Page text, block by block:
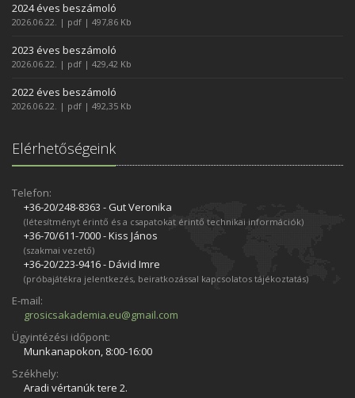
2024 éves beszámoló
2026.06.22. | pdf | 497,86 Kb
2023 éves beszámoló
2026.06.22. | pdf | 429,42 Kb
2022 éves beszámoló
2026.06.22. | pdf | 492,35 Kb
Elérhetőségeink
Telefon:
+36-20/248­-8363 - Gut Veronika
(létesítményt érintő és a csapatokat érintő technikai információk)
+36-70/611­-7000 - Kiss János
(szakmai vezető)
+36-20/223­-9416 - Dávid Imre
(próbajátékra jelentkezés, beiratkozással kapcsolatos tájékoztatás)
E-mail:
grosicsakademia.eu@gmail.com
Ügyintézési időpont:
Munkanapokon, 8:00-16:00
Székhely:
Aradi vértanúk tere 2.